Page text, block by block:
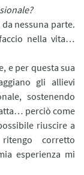
nessuna parte.
nella vita…
e per questa sua
gli allievi
sostenendo
perciò come
riuscire a
corretto
esperienza mi